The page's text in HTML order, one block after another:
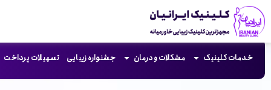
خدمات کلینیک مشکلات و درمان جشنواره زیبایی تسهیلات پرداخت